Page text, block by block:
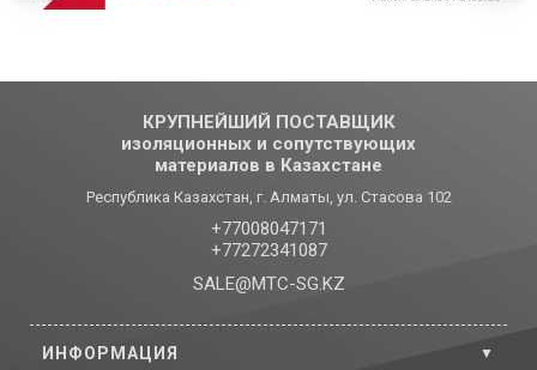
КРУПНЕЙШИЙ ПОСТАВЩИК
изоляционных и сопутствующих
материалов в Казахстане
Республика Казахстан, г. Алматы, ул. Стасова 102
+77008047171
+77272341087
SALE@MTC-SG.KZ
ИНФОРМАЦИЯ